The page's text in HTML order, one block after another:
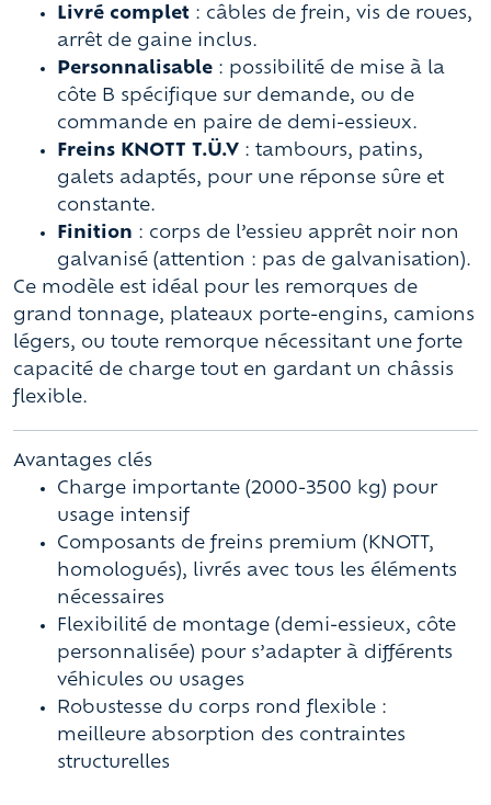
Livré complet : câbles de frein, vis de roues,
arrêt de gaine inclus.
Personnalisable : possibilité de mise à la
côte B spécifique sur demande, ou de
commande en paire de demi-essieux.
Freins KNOTT T.Ü.V : tambours, patins,
galets adaptés, pour une réponse sûre et
constante.
Finition : corps de l’essieu apprêt noir non
galvanisé (attention : pas de galvanisation).
Ce modèle est idéal pour les remorques de
grand tonnage, plateaux porte-engins, camions
légers, ou toute remorque nécessitant une forte
capacité de charge tout en gardant un châssis
flexible.
Avantages clés
Charge importante (2000-3500 kg) pour
usage intensif
Composants de freins premium (KNOTT,
homologués), livrés avec tous les éléments
nécessaires
Flexibilité de montage (demi-essieux, côte
personnalisée) pour s’adapter à différents
véhicules ou usages
Robustesse du corps rond flexible :
meilleure absorption des contraintes
structurelles